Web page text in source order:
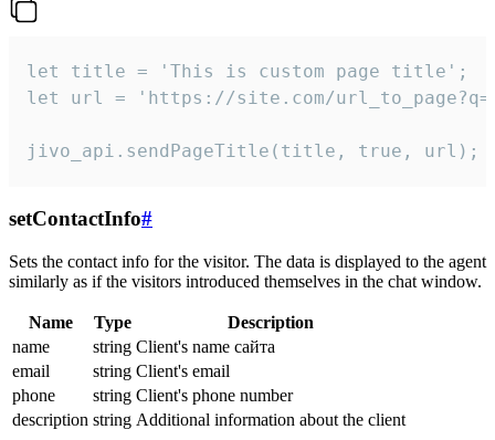
let title = 'This is custom page title';
let url = 'https://site.com/
jivo_api.sendPageTitle(title, true, url);
setContactInfo#
Sets the contact info for the visitor. The data is displayed to the agent
similarly as if the visitors introduced themselves in the chat window.
Name Type
Description
name
string Client's name сайта
email
string Client's email
phone
string Client's phone number
description string Additional information about the client